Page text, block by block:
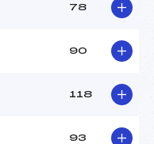
78
90
118
93